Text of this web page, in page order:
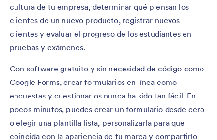
cultura de tu empresa, determinar qué piensan los
clientes de un nuevo producto, registrar nuevos
clientes y evaluar el progreso de los estudiantes en
pruebas y exámenes.
Con software gratuito y sin necesidad de código como
Google Forms, crear formularios en línea como
encuestas y cuestionarios nunca ha sido tan fácil. En
pocos minutos, puedes crear un formulario desde cero
o elegir una plantilla lista, personalizarla para que
coincida con la apariencia de tu marca y compartirlo